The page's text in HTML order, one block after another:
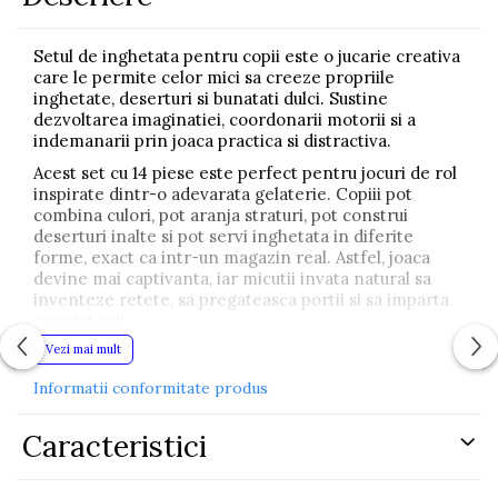
Setul de inghetata pentru copii este o jucarie creativa
care le permite celor mici sa creeze propriile
inghetate, deserturi si bunatati dulci. Sustine
dezvoltarea imaginatiei, coordonarii motorii si a
indemanarii prin joaca practica si distractiva.
Acest set cu 14 piese este perfect pentru jocuri de rol
inspirate dintr-o adevarata gelaterie. Copiii pot
combina culori, pot aranja straturi, pot construi
deserturi inalte si pot servi inghetata in diferite
forme, exact ca intr-un magazin real. Astfel, joaca
devine mai captivanta, iar micutii invata natural sa
inventeze retete, sa pregateasca portii si sa imparta
Piesele sunt realizate din plastic usor si rezistent,
ideal pentru joaca zilnica. Setul este potrivit atat
pentru joaca individuala, cat si pentru activitati
gandirea creativa. Formele realiste si culorile
atractive capteaza atentia si ofera ore intregi de
Vezi mai mult
Informatii conformitate produs
Caracteristici